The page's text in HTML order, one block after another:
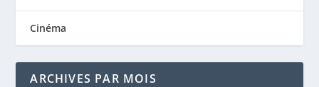
Cinéma
ARCHIVES PAR MOIS